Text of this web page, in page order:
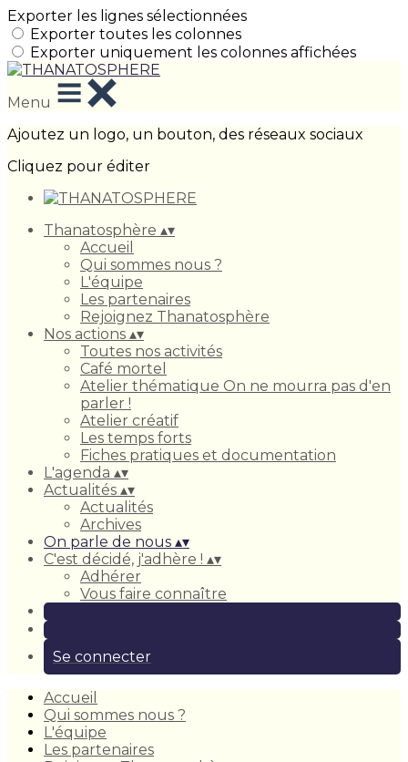
Exporter les lignes sélectionnées
Exporter toutes les colonnes
Exporter uniquement les colonnes affichées
Menu
Ajoutez un logo, un bouton, des réseaux sociaux
Cliquez pour éditer
Thanatosphère ▴▾
Accueil
Qui sommes nous ?
L'équipe
Les partenaires
Rejoignez Thanatosphère
Nos actions ▴▾
Toutes nos activités
Café mortel
Atelier thématique On ne mourra pas d'en
parler !
Atelier créatif
Les temps forts
Fiches pratiques et documentation
L'agenda ▴▾
Actualités ▴▾
Actualités
Archives
On parle de nous ▴▾
C'est décidé, j'adhère ! ▴▾
Adhérer
Vous faire connaître
Se connecter
Accueil
Qui sommes nous ?
L'équipe
Les partenaires